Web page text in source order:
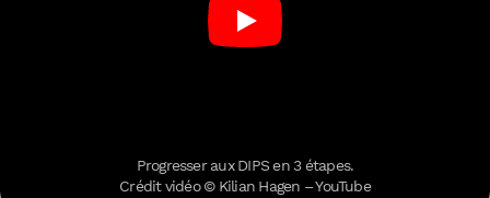
Progresser aux DIPS en 3 étapes.
Crédit vidéo © Kilian Hagen – YouTube